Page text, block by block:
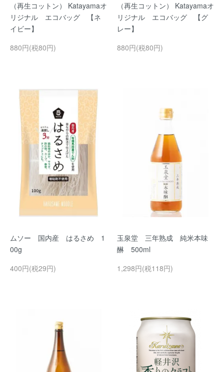
（再生コットン） Katayamaオ
リジナル エコバッグ 【ネ
イビー】
880円(税80円)
（再生コットン） Katayamaオ
リジナル エコバッグ 【グ
レー】
880円(税80円)
ムソー 国内産 はるさめ 1
00g
400円(税29円)
玉泉堂 三年熟成 純米本味
醂 500ml
1,298円(税118円)